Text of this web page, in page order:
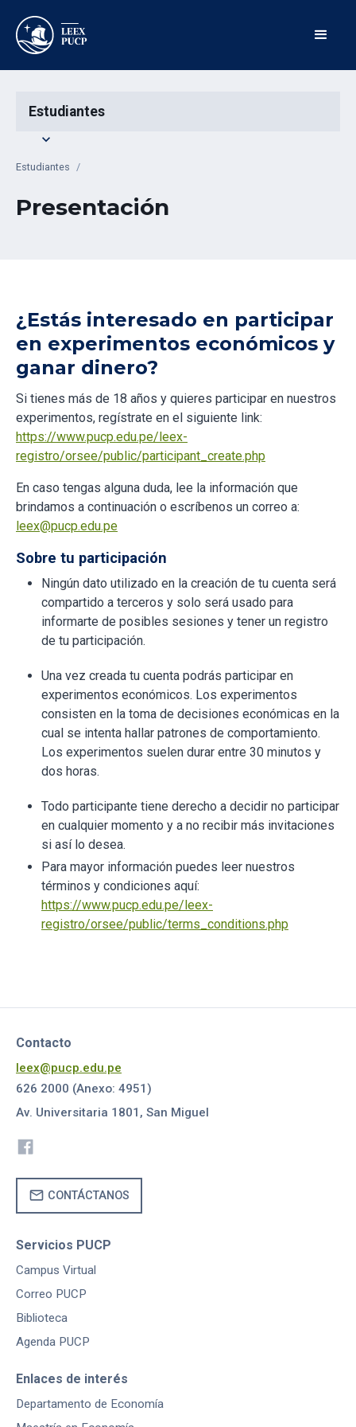
Estudiantes
expand_more
Estudiantes /
Presentación
¿Estás interesado en participar
en experimentos económicos y
ganar dinero?
Si tienes más de 18 años y quieres participar en nuestros
experimentos, regístrate en el siguiente link:
https://www.pucp.edu.pe/leex-
registro/orsee/public/participant_create.php
En caso tengas alguna duda, lee la información que
brindamos a continuación o escríbenos un correo a:
leex@pucp.edu.pe
Sobre tu participación
Ningún dato utilizado en la creación de tu cuenta será
compartido a terceros y solo será usado para
informarte de posibles sesiones y tener un registro
de tu participación.
Una vez creada tu cuenta podrás participar en
experimentos económicos. Los experimentos
consisten en la toma de decisiones económicas en la
cual se intenta hallar patrones de comportamiento.
Los experimentos suelen durar entre 30 minutos y
dos horas.
Todo participante tiene derecho a decidir no participar
en cualquier momento y a no recibir más invitaciones
si así lo desea.
Para mayor información puedes leer nuestros
términos y condiciones aquí:
https://www.pucp.edu.pe/leex-
registro/orsee/public/terms_conditions.php
Contacto
leex@pucp.edu.pe
626 2000 (Anexo: 4951)
Av. Universitaria 1801, San Miguel
mail CONTÁCTANOS
Servicios PUCP
Campus Virtual
Correo PUCP
Biblioteca
Agenda PUCP
Enlaces de interés
Departamento de Economía